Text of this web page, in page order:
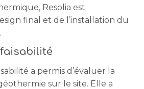
Resolia est
final et de l’installation du
a permis d’évaluer la
sur le site. Elle a